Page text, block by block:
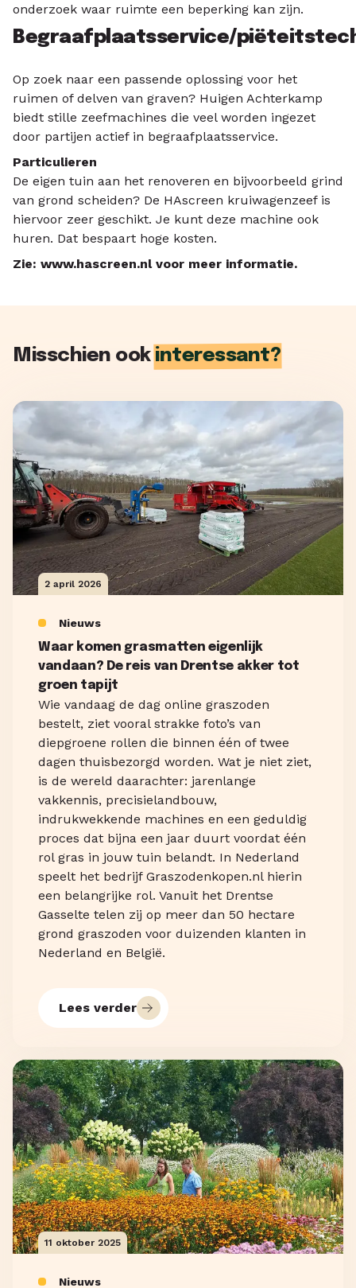
onderzoek waar ruimte een beperking kan zijn.
Begraafplaatsservice/
Op zoek naar een passende oplossing voor het
ruimen of delven van graven? Huigen Achterkamp
biedt stille zeefmachines die veel worden ingezet
door partijen actief in begraafplaatsservice.
Particulieren
De eigen tuin aan het renoveren en bijvoorbeeld grind
van grond scheiden? De HAscreen kruiwagenzeef is
hiervoor zeer geschikt. Je kunt deze machine ook
huren. Dat bespaart hoge kosten.
Zie: www.hascreen.nlvoor meer informatie.
Misschien ook interessant?
2 april 2026
Nieuws
Waar komen grasmatten eigenlijk
vandaan? De reis van Drentse akker tot
groen tapijt
Wie vandaag de dag online graszoden
bestelt, ziet vooral strakke foto’s van
diepgroene rollen die binnen één of twee
dagen thuisbezorgd worden. Wat je niet ziet,
is de wereld daarachter: jarenlange
vakkennis, precisielandbouw,
indrukwekkende machines en een geduldig
proces dat bijna een jaar duurt voordat één
rol gras in jouw tuin belandt. In Nederland
speelt het bedrijf Graszodenkopen.nl hierin
een belangrijke rol. Vanuit het Drentse
Gasselte telen zij op meer dan 50 hectare
grond graszoden voor duizenden klanten in
Nederland en België.
Lees verder
11 oktober 2025
Nieuws